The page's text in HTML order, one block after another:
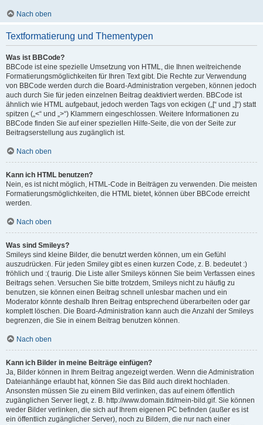
Nach oben
Textformatierung und Thementypen
Was ist BBCode?
BBCode ist eine spezielle Umsetzung von HTML, die Ihnen weitreichende
Formatierungsmöglichkeiten für Ihren Text gibt. Die Rechte zur Verwendung
von BBCode werden durch die Board-Administration vergeben, können jedoch
auch durch Sie für jeden einzelnen Beitrag deaktiviert werden. BBCode ist
ähnlich wie HTML aufgebaut, jedoch werden Tags von eckigen („[“ und „]“) statt
spitzen („<“ und „>“) Klammern eingeschlossen. Weitere Informationen zu
BBCode finden Sie auf einer speziellen Hilfe-Seite, die von der Seite zur
Beitragserstellung aus zugänglich ist.
Nach oben
Kann ich HTML benutzen?
Nein, es ist nicht möglich, HTML-Code in Beiträgen zu verwenden. Die meisten
Formatierungsmöglichkeiten, die HTML bietet, können über BBCode erreicht
werden.
Nach oben
Was sind Smileys?
Smileys sind kleine Bilder, die benutzt werden können, um ein Gefühl
auszudrücken. Für jeden Smiley gibt es einen kurzen Code, z. B. bedeutet :)
fröhlich und :( traurig. Die Liste aller Smileys können Sie beim Verfassen eines
Beitrags sehen. Versuchen Sie bitte trotzdem, Smileys nicht zu häufig zu
benutzen, sie können einen Beitrag schnell unlesbar machen und ein
Moderator könnte deshalb Ihren Beitrag entsprechend überarbeiten oder gar
komplett löschen. Die Board-Administration kann auch die Anzahl der Smileys
begrenzen, die Sie in einem Beitrag benutzen können.
Nach oben
Kann ich Bilder in meine Beiträge einfügen?
Ja, Bilder können in Ihrem Beitrag angezeigt werden. Wenn die Administration
Dateianhänge erlaubt hat, können Sie das Bild auch direkt hochladen.
Ansonsten müssen Sie zu einem Bild verlinken, das auf einem öffentlich
zugänglichen Server liegt, z. B. http://www.domain.tld/mein-bild.gif. Sie können
weder Bilder verlinken, die sich auf Ihrem eigenen PC befinden (außer es ist
ein öffentlich zugänglicher Server), noch zu Bildern, die nur nach einer